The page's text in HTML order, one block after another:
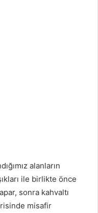
alanların
ile birlikte önce
sonra kahvaltı
misafir